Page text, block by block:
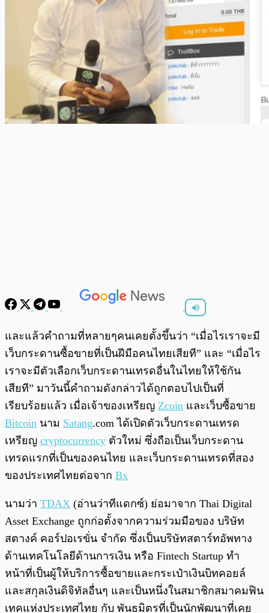
พร้อมเล่น 0:00
และแล้วคำถามที่หลายๆคนเคยตั้งขึ้นว่า “เมื่อไรเราจะมี
เว็บกระดานซื้อขายที่เป็นฝีมือคนไทยเสียที” และ “เมื่อไร
เราจะมีตัวเลือกเว็บกระดานเทรดอื่นในไทยให้ใช้กัน
เสียที”​ มาวันนี้คำถามดังกล่าวได้ถูกตอบไปเป็นที่
เรียบร้อยแล้ว เมื่อเจ้าของเหรียญ Zcoin และเว็บซื้อขาย
Bitcoin นาม Satang.com ได้เปิดตัวเว็บกระดานเทรด
เหรียญ cryptocurrency ตัวใหม่ ซึ่งถือเป็นเว็บกระดาน
เทรดแรกที่เป็นของคนไทย และเว็บกระดานเทรดที่สอง
ของประเทศไทยต่อจาก Bx
นามว่า TDAX (อ่านว่าทีแดกซ์) ย่อมาจาก Thai Digital
Asset Exchange ถูกก่อตั้งจากความร่วมมือของ บริษัท
สตางค์ คอร์ปอเรขั่น จำกัด ซึ่งเป็นบริษัทสตาร์ทอัพทาง
ด้านเทคโนโลยีด้านการเงิน หรือ Fintech Startup ทำ
หน้าที่เป็นผู้ให้บริการซื้อขายและกระเป๋าเงินบิทคอยล์
และสกุลเงินดิจิทัลอื่นๆ และเป็นหนึ่งในสมาชิกสมาคมฟิน
เทคแห่งประเทศไทย กับ พันธมิตรที่เป็นนักพัฒนาที่เคย